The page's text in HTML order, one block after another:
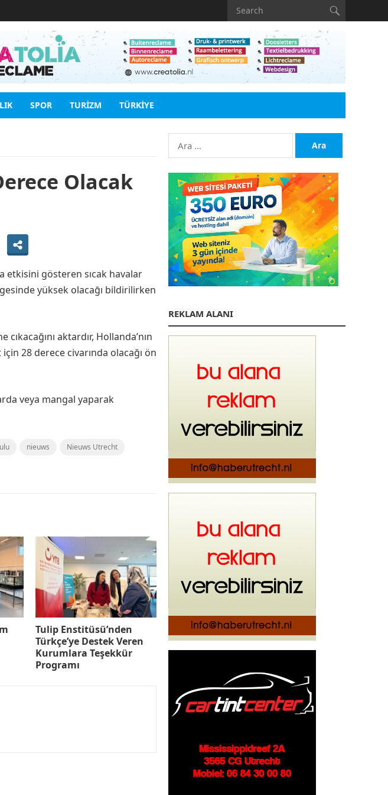
SPOR TURIZM TÜRKIYE
Olacak
etkisini gösteren sıcak havalar
yüksek olacağı bildirilirken
aktardır, Hollanda’nın
28 derece civarında olacağı ön
veya mangal yaparak
nieuws
Nieuws Utrecht
Tulip Enstitüsü’nden
Türkçe’ye Destek Veren
Kurumlara Teşekkür
Programı
Arama:
REKLAM ALANI